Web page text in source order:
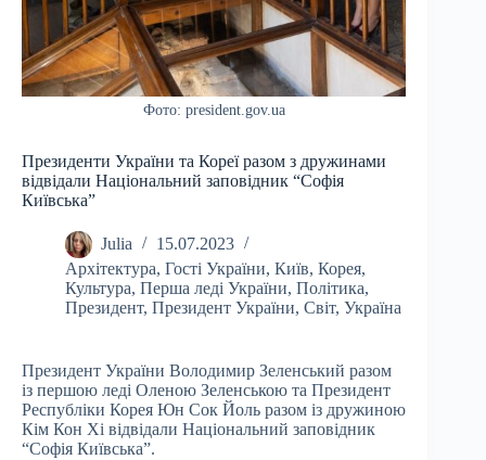
Фото: president.gov.ua
Президенти України та Кореї разом з дружинами
відвідали Національний заповідник “Софія
Київська”
Julia
15.07.2023
Архітектура, Гості України, Київ, Корея,
Культура, Перша леді України, Політика,
Президент, Президент України, Світ, Україна
Президент України Володимир Зеленський разом
із першою леді Оленою Зеленською та Президент
Республіки Корея Юн Сок Йоль разом із дружиною
Кім Кон Хі відвідали Національний заповідник
“Софія Київська”.